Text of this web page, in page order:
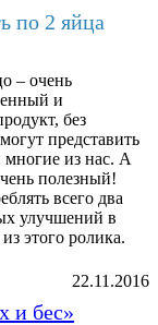
по 2 яйца
– очень
и
без
представить
многие из нас. А
полезный!
всего два
улучшений в
этого ролика.
22.11.2016
и бес»